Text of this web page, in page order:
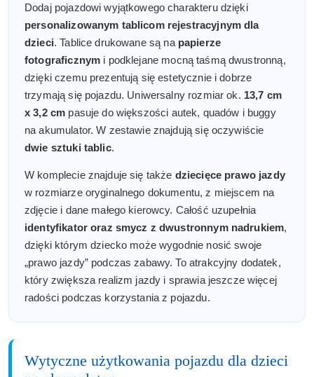
Dodaj pojazdowi wyjątkowego charakteru dzięki
personalizowanym tablicom rejestracyjnym dla
dzieci. Tablice drukowane są na papierze
fotograficznym i podklejane mocną taśmą dwustronną,
dzięki czemu prezentują się estetycznie i dobrze
trzymają się pojazdu. Uniwersalny rozmiar ok. 13,7 cm
x 3,2 cm pasuje do większości autek, quadów i buggy
na akumulator. W zestawie znajdują się oczywiście
dwie sztuki tablic.
W komplecie znajduje się także dziecięce prawo jazdy
w rozmiarze oryginalnego dokumentu, z miejscem na
zdjęcie i dane małego kierowcy. Całość uzupełnia
identyfikator oraz smycz z dwustronnym nadrukiem,
dzięki którym dziecko może wygodnie nosić swoje
„prawo jazdy” podczas zabawy. To atrakcyjny dodatek,
który zwiększa realizm jazdy i sprawia jeszcze więcej
radości podczas korzystania z pojazdu.
Wytyczne użytkowania pojazdu dla dzieci